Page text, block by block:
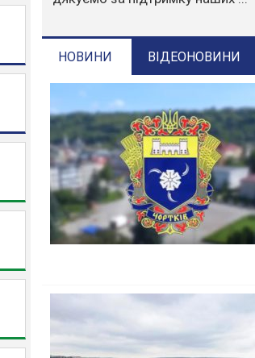
НОВИНИ ВІДЕОНОВИНИ